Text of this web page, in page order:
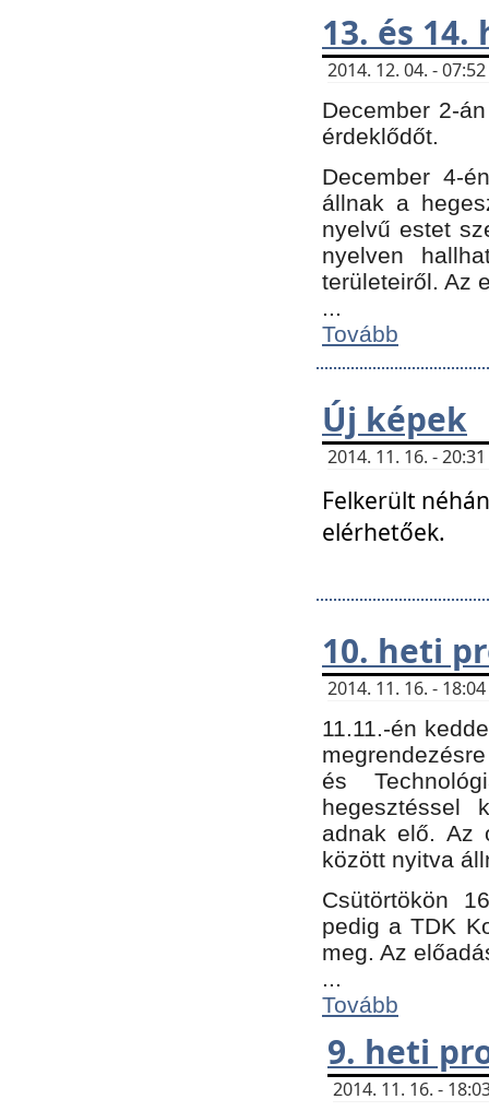
13. és
2014. 12. 04. -
December 2-
érdeklődőt.
December 4-
állnak a
nyelvű estet
nyelven
területeiről. Az
...
Tovább
Új képek
2014. 11. 16. -
Felkerült
elérhetőek.
10. heti
2014. 11. 16. -
11.11.-én
és
hegesztéssel
adnak elő. Az
között nyitva
Csütörtökön
pedig a TDK
meg. Az
...
Tovább
9. heti
2014. 11. 16. -